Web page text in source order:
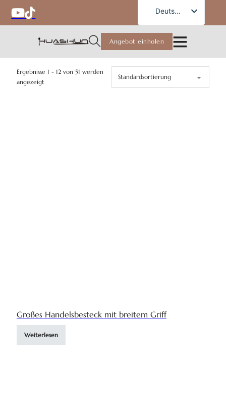
German
Deutsch
English
French
Spanish
Angebot einholen
Ergebnisse 1 - 12 von 51 werden
angezeigt
Großes Handelsbesteck mit breitem Griff
Weiterlesen